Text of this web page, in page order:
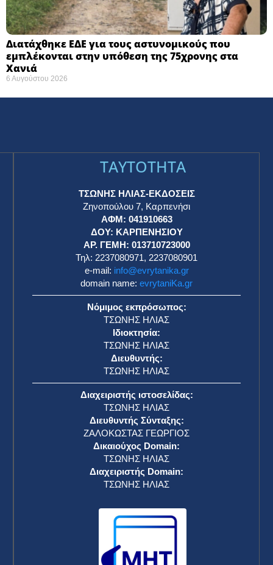
Διατάχθηκε ΕΔΕ για τους αστυνομικούς που
εμπλέκονται στην υπόθεση της 75χρονης στα
Χανιά
6 Αυγούστου 2026
TAYTOTHTA
ΤΣΩΝΗΣ ΗΛΙΑΣ-ΕΚΔΟΣΕΙΣ
Ζηνοπούλου 7, Καρπενήσι
ΑΦΜ: 041910663
ΔΟΥ: ΚΑΡΠΕΝΗΣΙΟΥ
ΑΡ. ΓΕΜΗ: 013710723000
Τηλ: 2237080971, 2237080901
e-mail: info@evrytanika.gr
domain name: evrytaniKa.gr
Νόμιμος εκπρόσωπος:
ΤΣΩΝΗΣ ΗΛΙΑΣ
Ιδιοκτησία:
ΤΣΩΝΗΣ ΗΛΙΑΣ
Διευθυντής:
ΤΣΩΝΗΣ ΗΛΙΑΣ
Διαχειριστής ιστοσελίδας:
ΤΣΩΝΗΣ ΗΛΙΑΣ
Διευθυντής Σύνταξης:
ΖΑΛΟΚΩΣΤΑΣ ΓΕΩΡΓΙΟΣ
Δικαιούχος Domain:
ΤΣΩΝΗΣ ΗΛΙΑΣ
Διαχειριστής Domain:
ΤΣΩΝΗΣ ΗΛΙΑΣ